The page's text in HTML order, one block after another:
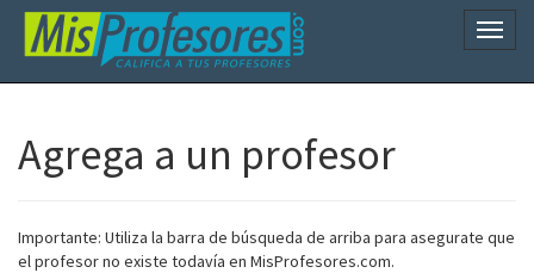
Agrega a un profesor
Importante: Utiliza la barra de búsqueda de arriba para asegurate que
el profesor no existe todavía en MisProfesores.com.